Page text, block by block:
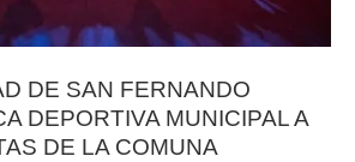
DE SAN FERNANDO
DEPORTIVA MUNICIPAL A
DE LA COMUNA